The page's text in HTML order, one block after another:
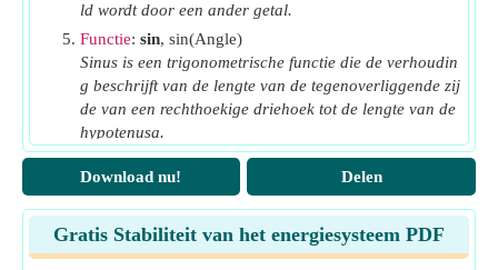
t Kritieke opruimtijd (Seconde)
Te Elektrisch koppel (Newtonmeter)
T m Mechanisch koppel (Newtonmeter)
V Spanning van oneindige bus
Vp Phasor-spanning (Volt)
Vt (Volt)
d Magnetische terughoudendheid
omwenteling per Weber)
ld wordt door een ander getal.
Functie: sin, sin(Angle)
Sinus is een trigonometrische functie die de verhoudin
g beschrijft van de lengte van de tegenoverliggende zij
de van een rechthoekige driehoek tot de lengte van de
hypotenusa.
Functie:sqrt, sqrt(Number)
Een vierkantswortelfunctie is een functie die een niet-n
egatief getal als invoer neemt en de vierkantswortel va
n het opgegeven invoergetal retourneert.
Meting:Stroomin Watt (W), Volt Ampère (VA)
Download nu! Delen
Gratis Stabiliteit van het energiesysteem PDF